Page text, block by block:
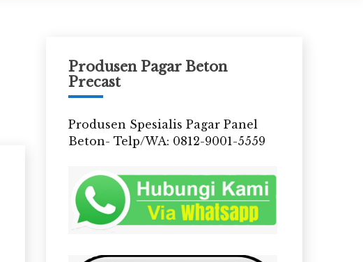
Produsen Pagar Beton
Precast
Produsen Spesialis Pagar Panel
Beton- Telp/WA: 0812-9001-5559